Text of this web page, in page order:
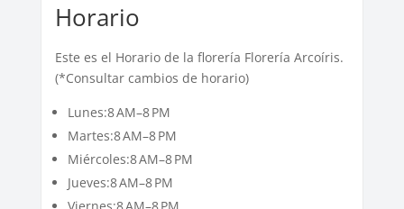
Horario
Este es el Horario de la florería Florería Arcoíris.
(*Consultar cambios de horario)
Lunes:8 AM–8 PM
Martes:8 AM–8 PM
Miércoles:8 AM–8 PM
Jueves:8 AM–8 PM